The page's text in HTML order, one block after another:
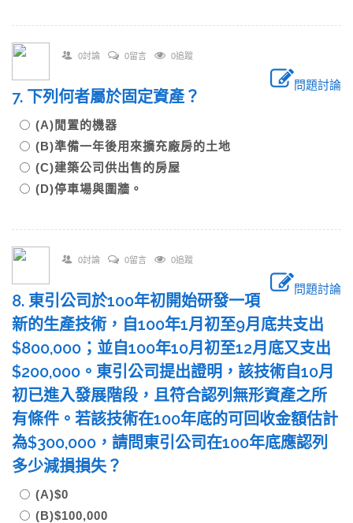
0討論 0留言 0追蹤
問題討論
7. 下列何者屬於固定資產？
(A)閒置的機器
(B)準備一年後用來擴充廠房的土地
(C)建築公司供出售的房屋
(D)停車場與圍牆。
0討論 0留言 0追蹤
問題討論
8. 東引公司於100年初開始研發一項
新的生產技術，自100年1月初至9月底共支出
$800,000；並自100年10月初至12月底又支出
$200,000。東引公司提出證明，該技術自10月
初已進入發展階段，且符合認列無形資產之所
有條件。若該技術在100年底的可回收金額估計
為$300,000，請問東引公司在100年底應認列
多少減損損失？
(A)$0
(B)$100,000